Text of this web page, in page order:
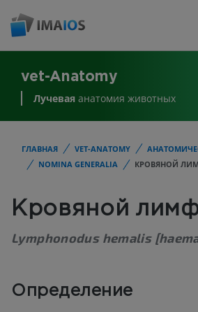
vet-Anatomy
Лучевая анатомия животных
ГЛАВНАЯ VET-ANATOMY
NOMINA GENERALIA
КРОВЯНОЙ
Кровяной
Lymphonodus hemalis
Определение